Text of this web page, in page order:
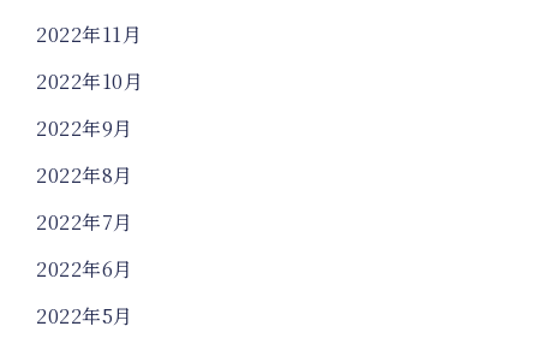
2022年11月
2022年10月
2022年9月
2022年8月
2022年7月
2022年6月
2022年5月